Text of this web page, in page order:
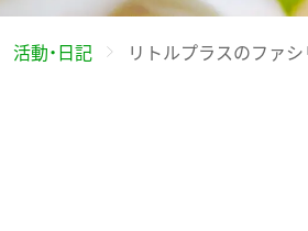
活動・日記 リトルプラスのファ